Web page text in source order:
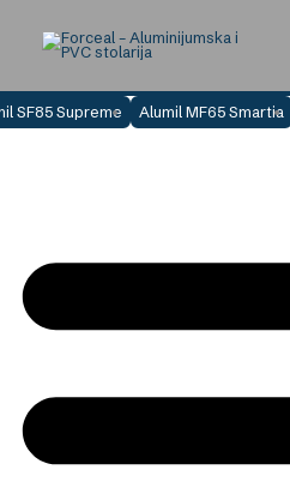
SF85 Supreme Alumil MF65 Smartia